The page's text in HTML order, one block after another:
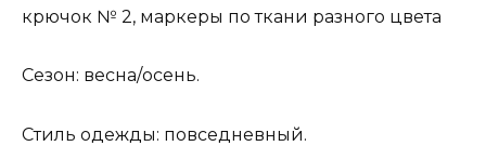
крючок № 2, маркеры по ткани разного цвета
Сезон: весна/осень.
Стиль одежды: повседневный.